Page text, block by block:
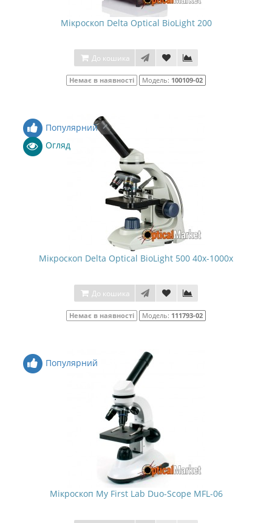
Мікроскоп Delta Optical BioLight 200
До кошика
Немає в наявності Модель: 100109-02
Популярний
Огляд
Мікроскоп Delta Optical BioLight 500 40x-1000x
До кошика
Немає в наявності Модель: 111793-02
Популярний
Мікроскоп My First Lab Duo-Scope MFL-06